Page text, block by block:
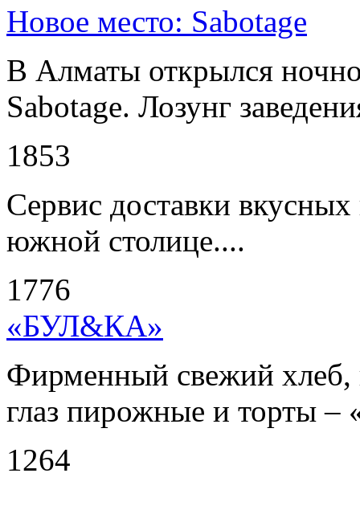
Новое место: Sabotage
В Алматы открылся
Sabotage. Лозунг
1853
Сервис доставки
южной столице....
1776
«БУЛ&КА»
Фирменный свежий хлеб,
глаз пирожные и торты
1264